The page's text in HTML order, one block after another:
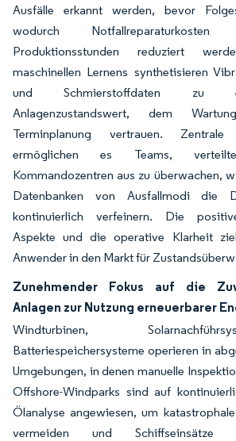
Ausfälle erkannt werden, bevor
wodurch
Produktionsstunden reduziert
maschinellen Lernens synthetisieren
und Schmierstoffdaten zu
Anlagenzustandswert, dem
Terminplanung vertrauen. Zentrale
ermöglichen es Teams,
Kommandozentren aus zu überwachen,
Datenbanken von Ausfallmodi die
kontinuierlich verfeinern. Die
Aspekte und die operative Klarheit
Anwender in den Markt für
Zunehmender Fokus auf die
Anlagen zur Nutzung erneuerbarer
Windturbinen,
Batteriespeichersysteme operieren in
Umgebungen, in denen manuelle
Offshore-Windparks sind auf
Ölanalyse angewiesen, um
vermeiden und Schiffseinsätze